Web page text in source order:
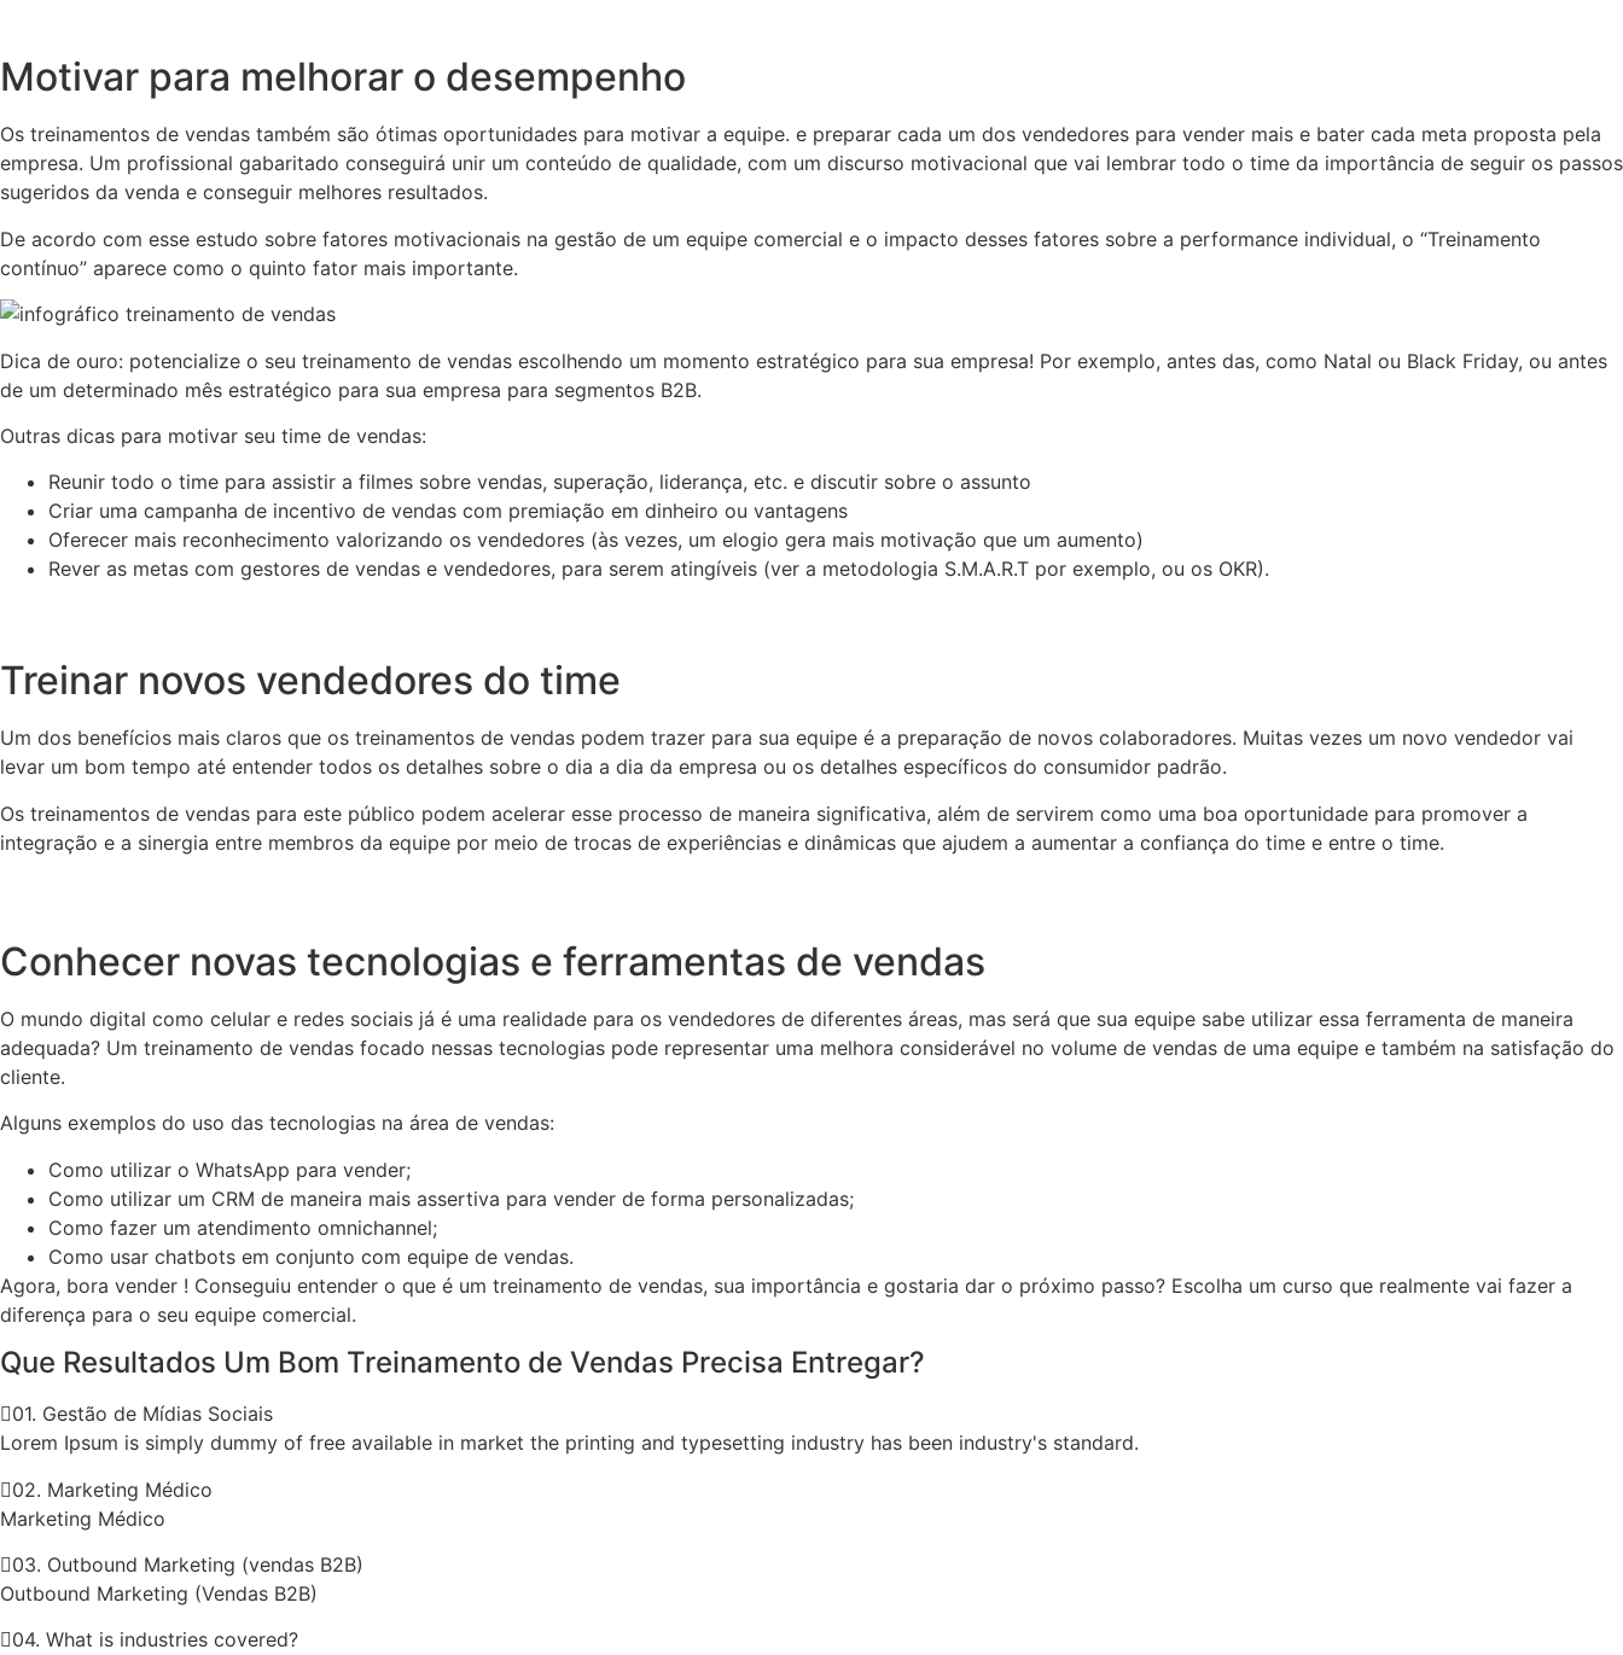
Motivar para melhorar o desempenho
Os treinamentos de vendas também são ótimas oportunidades para motivar a equipe. e preparar cada um dos vendedores para vender mais e bater cada meta proposta pela
empresa. Um profissional gabaritado conseguirá unir um conteúdo de qualidade, com um discurso motivacional que vai lembrar todo o time da importância de seguir os passos
sugeridos da venda e conseguir melhores resultados.
De acordo com esse estudo sobre fatores motivacionais na gestão de um equipe comercial e o impacto desses fatores sobre a performance individual, o “Treinamento
contínuo” aparece como o quinto fator mais importante.
Dica de ouro: potencialize o seu treinamento de vendas escolhendo um momento estratégico para sua empresa! Por exemplo, antes das, como Natal ou Black Friday, ou antes
de um determinado mês estratégico para sua empresa para segmentos B2B.
Outras dicas para motivar seu time de vendas:
Reunir todo o time para assistir a filmes sobre vendas, superação, liderança, etc. e discutir sobre o assunto
Criar uma campanha de incentivo de vendas com premiação em dinheiro ou vantagens
Oferecer mais reconhecimento valorizando os vendedores (às vezes, um elogio gera mais motivação que um aumento)
Rever as metas com gestores de vendas e vendedores, para serem atingíveis (ver a metodologia S.M.A.R.T por exemplo, ou os OKR).
Treinar novos vendedores do time
Um dos benefícios mais claros que os treinamentos de vendas podem trazer para sua equipe é a preparação de novos colaboradores. Muitas vezes um novo vendedor vai
levar um bom tempo até entender todos os detalhes sobre o dia a dia da empresa ou os detalhes específicos do consumidor padrão.
Os treinamentos de vendas para este público podem acelerar esse processo de maneira significativa, além de servirem como uma boa oportunidade para promover a
integração e a sinergia entre membros da equipe por meio de trocas de experiências e dinâmicas que ajudem a aumentar a confiança do time e entre o time.
Conhecer novas tecnologias e ferramentas de vendas
O mundo digital como celular e redes sociais já é uma realidade para os vendedores de diferentes áreas, mas será que sua equipe sabe utilizar essa ferramenta de maneira
adequada? Um treinamento de vendas focado nessas tecnologias pode representar uma melhora considerável no volume de vendas de uma equipe e também na satisfação do
cliente.
Alguns exemplos do uso das tecnologias na área de vendas:
Como utilizar o WhatsApp para vender;
Como utilizar um CRM de maneira mais assertiva para vender de forma personalizadas;
Como fazer um atendimento omnichannel;
Como usar chatbots em conjunto com equipe de vendas.
Agora, bora vender ! Conseguiu entender o que é um treinamento de vendas, sua importância e gostaria dar o próximo passo? Escolha um curso que realmente vai fazer a
diferença para o seu equipe comercial.
Que Resultados Um Bom Treinamento de Vendas Precisa Entregar?
01. Gestão de Mídias Sociais
Lorem Ipsum is simply dummy of free available in market the printing and typesetting industry has been industry's standard.
02. Marketing Médico
Marketing Médico
03. Outbound Marketing (vendas B2B)
Outbound Marketing (Vendas B2B)
04. What is industries covered?